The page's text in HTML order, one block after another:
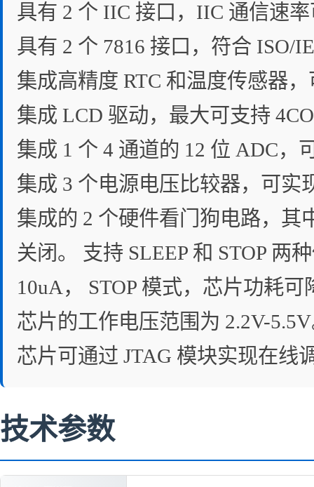
具有 2 个 IIC 接口，IIC 通信速
具有 2 个 7816 接口，符合 ISO/
集成高精度 RTC 和温度传感器
集成 LCD 驱动，最大可支持
集成 1 个 4 通道的 12 位 ADC，
集成 3 个电源电压比较器，可实
集成的 2 个硬件看门狗电路，其
关闭。 支持 SLEEP 和 STOP 两
10uA， STOP 模式，芯片功耗可
芯片的工作电压范围为 2.2V-
芯片可通过 JTAG 模块实现在线
技术参数